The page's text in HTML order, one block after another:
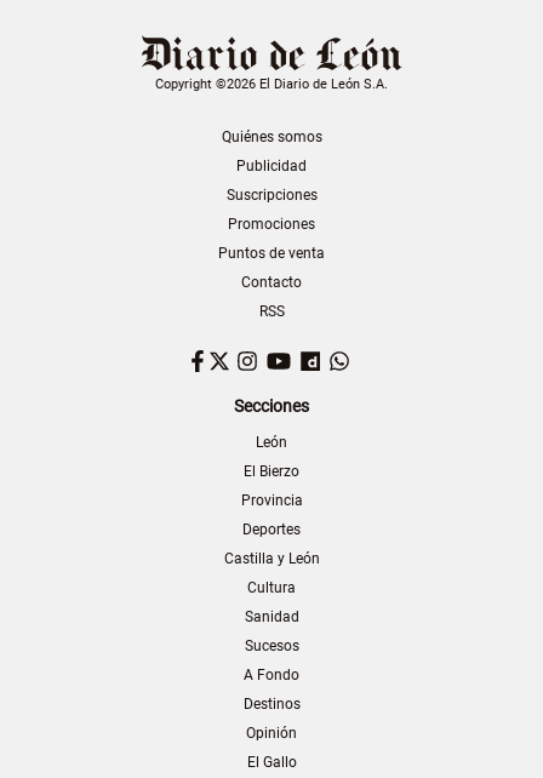
Copyright ©2026 El Diario de León S.A.
Quiénes somos
Publicidad
Suscripciones
Promociones
Puntos de venta
Contacto
RSS
Facebook
TwitterInstagram
YouTubeDailymotion
Secciones
León
El Bierzo
Provincia
Deportes
Castilla y León
Cultura
Sanidad
Sucesos
A Fondo
Destinos
Opinión
El Gallo